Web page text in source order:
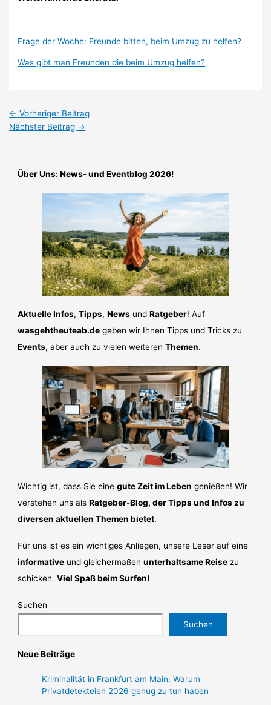
Frage der Woche: Freunde bitten, beim Umzug zu helfen?
Was gibt man Freunden die beim Umzug helfen?
← Vorheriger Beitrag
Nächster Beitrag →
Über Uns: News- und Eventblog 2026!
Aktuelle Infos,Tipps,News undRatgeber! Auf
wasgehtheuteab.de geben wir Ihnen Tipps und Tricks zu
Events, aber auch zu vielen weiterenThemen.
Wichtig ist, dass Sie einegute Zeit im Leben genießen! Wir
verstehen uns alsRatgeber-Blog, der Tipps und Infos zu
diversen aktuellen Themen bietet.
Für uns ist es ein wichtiges Anliegen, unsere Leser auf eine
informative und gleichermaßenunterhaltsame Reise zu
schicken.Viel Spaß beim Surfen!
Suchen
Suchen
Neue Beiträge
Kriminalität in Frankfurt am Main: Warum
Privatdetekteien 2026 genug zu tun haben